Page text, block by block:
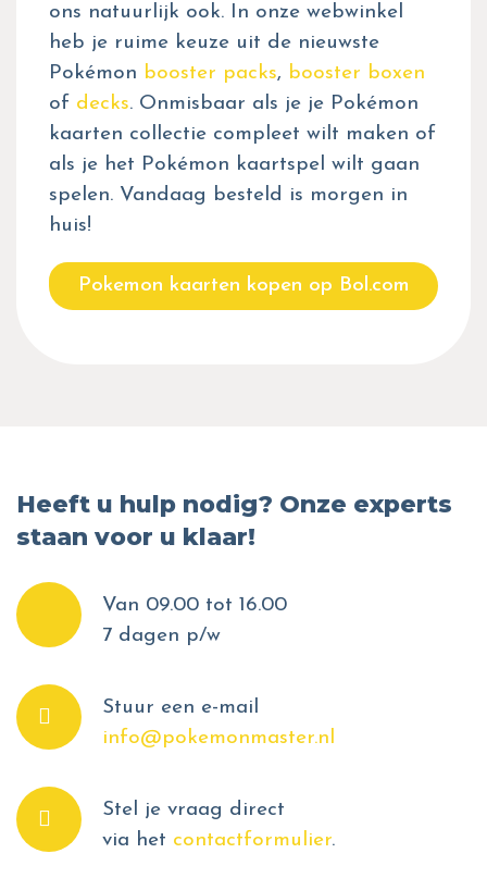
ons natuurlijk ook. In onze webwinkel
heb je ruime keuze uit de nieuwste
Pokémon booster packs, booster boxen
of decks. Onmisbaar als je je Pokémon
kaarten collectie compleet wilt maken of
als je het Pokémon kaartspel wilt gaan
spelen. Vandaag besteld is morgen in
huis!
Pokemon kaarten kopen op Bol.com
Heeft u hulp nodig? Onze experts
staan voor u klaar!
Van 09.00 tot 16.00
7 dagen p/w
Stuur een e-mail
info@pokemonmaster.nl
Stel je vraag direct
via het contactformulier.